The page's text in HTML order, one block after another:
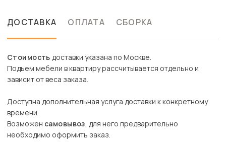
ДОСТАВКА ОПЛАТА СБОРКА
Стоимость доставки указана по Москве.
Подъем мебели в квартиру рассчитывается отдельно и
зависит от веса заказа.
Доступна дополнительная услуга доставки к конкретному
времени.
Возможен самовывоз, для него предварительно
необходимо оформить заказ.